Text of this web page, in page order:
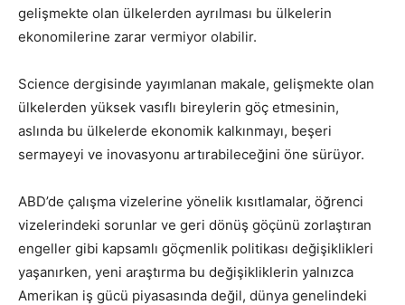
gelişmekte olan ülkelerden ayrılması bu ülkelerin
ekonomilerine zarar vermiyor olabilir.
Science dergisinde yayımlanan makale, gelişmekte olan
ülkelerden yüksek vasıflı bireylerin göç etmesinin,
aslında bu ülkelerde ekonomik kalkınmayı, beşeri
sermayeyi ve inovasyonu artırabileceğini öne sürüyor.
ABD’de çalışma vizelerine yönelik kısıtlamalar, öğrenci
vizelerindeki sorunlar ve geri dönüş göçünü zorlaştıran
engeller gibi kapsamlı göçmenlik politikası değişiklikleri
yaşanırken, yeni araştırma bu değişikliklerin yalnızca
Amerikan iş gücü piyasasında değil, dünya genelindeki